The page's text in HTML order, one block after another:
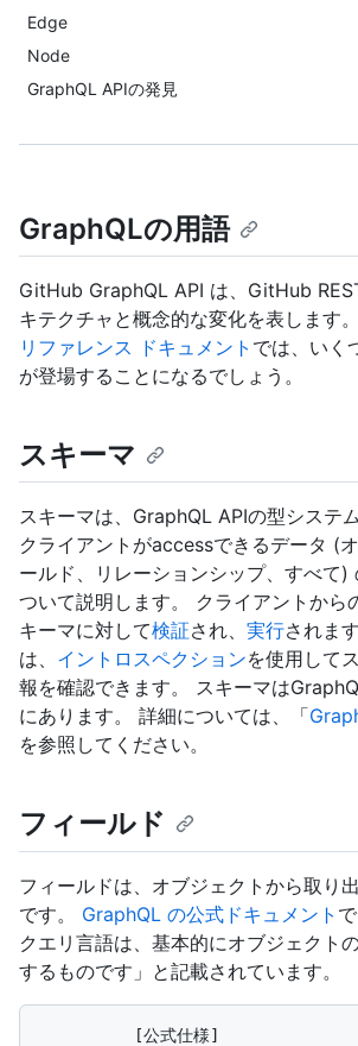
Edge
Node
GraphQL APIの発見
GraphQLの用語
GitHub GraphQL API は、GitHub
キテクチャと概念的な変化を表します
リファレンス ドキュメント では、いく
が登場することになるでしょう。
スキーマ
スキーマは、GraphQL APIの型システ
クライアントがaccessできるデータ (
ールド、リレーションシップ、すべて)
ついて説明します。 クライアントから
キーマに対して検証され、 実行されま
は、 イントロスペクションを使用して
報を確認できます。 スキーマは
にあります。 詳細については、「
を参照してください。
フィールド
フィールドは、オブジェクトから取り
です。 GraphQL の公式ドキュメント
クエリ言語は、基本的にオブジェクト
するものです」と記載されています。